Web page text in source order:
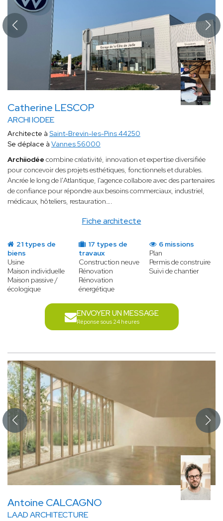
Catherine LESCOP
ARCHI IODEE
Fiche architecte
Architecte à Saint-Brevin-les-Pins 44250
Se déplace à Vannes 56000
Archiiodée combine créativité, innovation et expertise diversifiée
pour concevoir des projets esthétiques, fonctionnels et durables.
Ancrée le long de l'Atlantique, l'agence collabore avec des partenaires
de confiance pour répondre aux besoins commerciaux, industriel,
médicaux, hôteliers, restauration….
21 types de
biens
Usine
Maison individuelle
Maison passive /
écologique
17 types de
travaux
Construction neuve
Rénovation
Rénovation
énergétique
6 missions
Plan
Permis de construire
Suivi de chantier
ENVOYER UN MESSAGE
Réponse sous 24 heures
Antoine CALCAGNO
LAAD ARCHITECTURE